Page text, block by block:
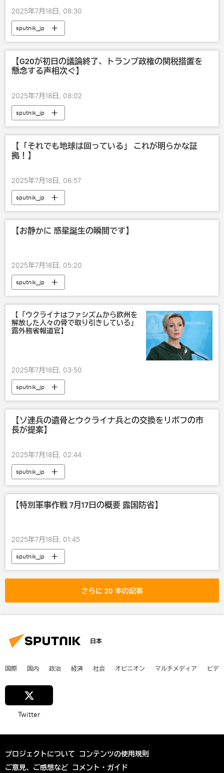
2025年7月18日, 08:30
sputnik_jp
【G20が初日の議論終了、トランプ政権の関税措置を
懸念する声相次ぐ】
2025年7月18日, 08:02
sputnik_jp
【「それでも地球は回っている」 これが明らかな証
拠！】
2025年7月18日, 06:57
sputnik_jp
【お静かに 惑星誕生の瞬間です】
2025年7月18日, 05:20
sputnik_jp
【「ウクライナはファシズムから欧州を
解放した人々の骨で取り引きしている」
露外務省報道官】
2025年7月18日, 03:50
sputnik_jp
【ソ連兵の遺骨とウクライナ兵との交換をリボフの市
長が提案】
2025年7月18日, 02:44
sputnik_jp
【特別軍事作戦 7月17日の概要 露国防省】
2025年7月18日, 01:45
sputnik_jp
さらに 20 本の記事
日本
国際 国内 政治 経済 社会 オピニオン マルチメディア ビデ
Twitter
プロジェクトについて コンテンツの使用規則
ご意見、ご感想など コメント・ガイド